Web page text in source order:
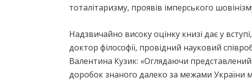
тоталітаризму, проявів імперського
Надзвичайно високу оцінку книзі дає у
доктор філософії, провідний науковий
Валентина Кузик: «Оглядаючи представлений
доробок знаного далеко за межами України